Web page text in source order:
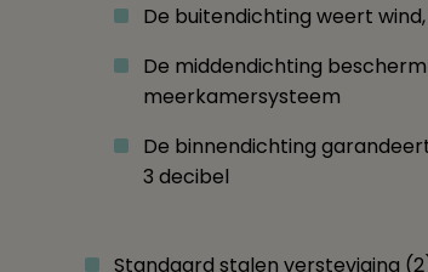
De buitendichting weert
De middendichting
meerkamersysteem
De binnendichting
3 decibel
Standaard stalen versteviging